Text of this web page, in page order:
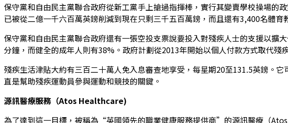
保守黨和自由民主黨聯合政府從新工黨手上搶過指揮棒，實行其變賣學校操場的
已被從二億一千六百萬英鎊削減到現在只剩三千五百萬鎊，而且還有3,400名體
保守黨和自由民主黨聯合政府還有一張空投支票說要投入對殘疾人士的支援以擴
分鐘，而健全的成年人則有38%。政府計劃從2013年開始以個人付款方式取代殘
殘疾生活津貼大約有三百二十萬人免入息審查地享受，每星期20至131.5英鎊。
直是幫助殘疾運動員參與運動和競技的關鍵。
源訊醫療服務（Atos Healthcare)
為了達到這一目標，被稱為“英國領先的職業健康服務提供商”的源訊醫療（